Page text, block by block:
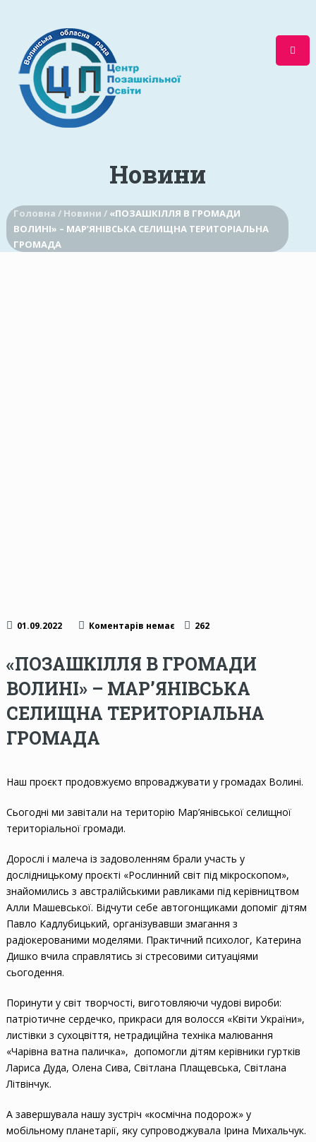
Новини
Головна / Новини / «ПОЗАШКІЛЛЯ В ГРОМАДИ
ВОЛИНІ» – МАР’ЯНІВСЬКА СЕЛИЩНА ТЕРИТОРІАЛЬНА
ГРОМАДА
01.09.2022 Коментарів немає 262
«ПОЗАШКІЛЛЯ В ГРОМАДИ
ВОЛИНІ» – МАР’ЯНІВСЬКА
СЕЛИЩНА ТЕРИТОРІАЛЬНА
ГРОМАДА
Наш проєкт продовжуємо впроваджувати у громадах Волині.
Сьогодні ми завітали на територію Мар’янівської селищної
територіальної громади.
Дорослі і малеча із задоволенням брали участь у
дослідницькому проєкті «Рослинний світ під мікроскопом»,
знайомились з австралійськими равликами під керівництвом
Алли Машевської. Відчути себе автогонщиками допоміг дітям
Павло Кадлубицький, організувавши змагання з
радіокерованими моделями. Практичний психолог, Катерина
Дишко вчила справлятись зі стресовими ситуаціями
сьогодення.
Поринути у світ творчості, виготовляючи чудові вироби:
патріотичне сердечко, прикраси для волосся «Квіти України»,
листівки з сухоцвіття, нетрадиційна техніка малювання
«Чарівна ватна паличка», допомогли дітям керівники гуртків
Лариса Дуда, Олена Сива, Світлана Плащевська, Світлана
Літвінчук.
А завершувала нашу зустріч «космічна подорож» у
мобільному планетарії, яку супроводжувала Ірина Михальчук.